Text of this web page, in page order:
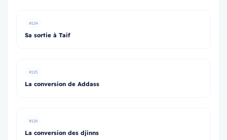
#124
Sa sortie à Taif
#125
La conversion de Addass
#126
La conversion des djinns